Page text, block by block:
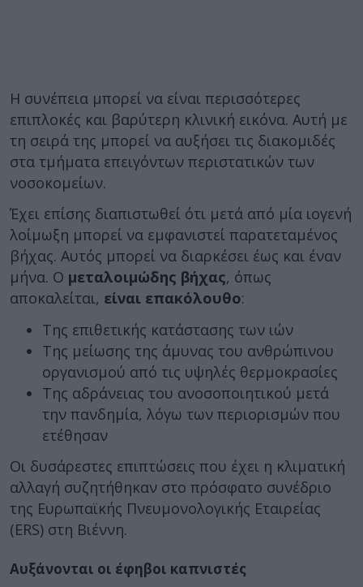
Η συνέπεια μπορεί να είναι περισσότερες
επιπλοκές και βαρύτερη κλινική εικόνα. Αυτή με
τη σειρά της μπορεί να αυξήσει τις διακομιδές
στα τμήματα επειγόντων περιστατικών των
νοσοκομείων.
Έχει επίσης διαπιστωθεί ότι μετά από μία ιογενή
λοίμωξη μπορεί να εμφανιστεί παρατεταμένος
βήχας. Αυτός μπορεί να διαρκέσει έως και έναν
μήνα. Ο μεταλοιμώδης βήχας, όπως
αποκαλείται, είναι επακόλουθο:
Της επιθετικής κατάστασης των ιών
Της μείωσης της άμυνας του ανθρώπινου
οργανισμού από τις υψηλές θερμοκρασίες
Της αδράνειας του ανοσοποιητικού μετά
την πανδημία, λόγω των περιορισμών που
ετέθησαν
Οι δυσάρεστες επιπτώσεις που έχει η κλιματική
αλλαγή συζητήθηκαν στο πρόσφατο συνέδριο
της Ευρωπαϊκής Πνευμονολογικής Εταιρείας
(ERS) στη Βιέννη.
Αυξάνονται οι έφηβοι καπνιστές